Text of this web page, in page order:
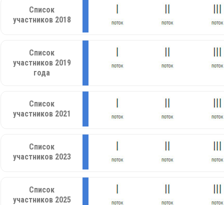
Список
участников 2018
Список
участников 2019
года
Список
участников 2021
Список
участников 2023
Список
участников 2025